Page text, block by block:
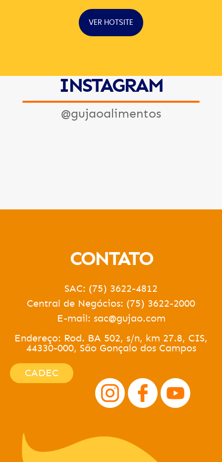
VER HOTSITE
INSTAGRAM
@gujaoalimentos
CONTATO
SAC: (75) 3622-4812
Central de Negócios: (75) 3622-2000
E-mail: sac@gujao.com
Endereço: Rod. BA 502, s/n, km 27.8, CIS,
44330-000, São Gonçalo dos Campos
CADEC